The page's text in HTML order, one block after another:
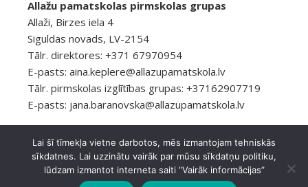
Allažu pamatskolas pirmskolas grupas
Allaži, Birzes iela 4
Siguldas novads, LV-2154
Tālr. direktores: +371 67970954
E-pasts: aina.keplere@allazupamatskola.lv
Tālr. pirmskolas izglītības grupas: +37162907719
E-pasts: jana.baranovska@allazupamatskola.lv
© 2026 Allažu pamatskolaPrivātuma politika
Lai šī tīmekļa vietne darbotos, mēs izmantojam tehniskās
sīkdatnes. Lai uzzinātu vairāk par mūsu sīkdatņu politiku,
lūdzam izmantot interneta saiti “Vairāk informācijas”